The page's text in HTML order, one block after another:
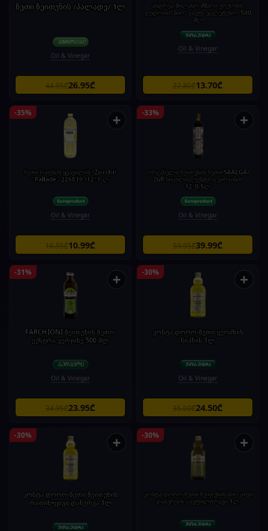
ზეთი ზეითუნის /პალადე/ 1ლ
Oil & Vinegar
44.95₾26.95₾
ანდრეა მილანო-ძმარი ქოქოსის
დედოთი. ბიო, გაუფ, უგლუტენო. 500
მლ
Oil & Vinegar
22.80₾13.70₾
-35% +
ზეთი რაფსის ყვავილის /Zucchi/
"Pallade" 226819 /12*1 ლ
Oil & Vinegar
16.95₾10.99₾
-33% +
ორგანული ზეითუნის ზეთი/SAALGA/
IGP სიცილია, ექსტრა ვირჯინი/
12*0,5ლ
Oil & Vinegar
59.95₾39.99₾
-31% +
FARCHIONI ზეითუნის ზეთი-
ექსტრა ვერჯინე 500 მლ
Oil & Vinegar
34.95₾23.95₾
-30% +
კოსტა დორო-ზეთი ყურძნის
წიპწის 1ლ
Oil & Vinegar
35.00₾24.50₾
-30% +
კოსტა დორო-ზეთი ზეითუნის
რაფინ+ცივი დაწურვა 1ლ
-30% +
კოსტა დორო-ზეთი ზეითუნის ბიო ცივი
დაწურვის გაუფილტრავი 1ლ